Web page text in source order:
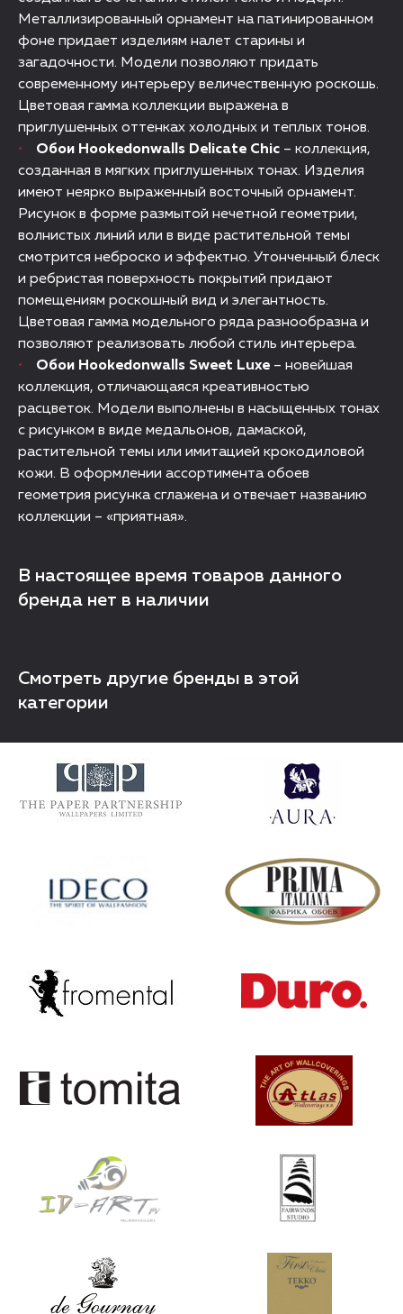
Металлизированный орнамент на патинированном
фоне придает изделиям налет старины и
загадочности. Модели позволяют придать
современному интерьеру величественную роскошь.
Цветовая гамма коллекции выражена в
приглушенных оттенках холодных и теплых тонов.
Обои Hookedonwalls Delicate Chic – коллекция,
созданная в мягких приглушенных тонах. Изделия
имеют неярко выраженный восточный орнамент.
Рисунок в форме размытой нечетной геометрии,
волнистых линий или в виде растительной темы
смотрится неброско и эффектно. Утонченный блеск
и ребристая поверхность покрытий придают
помещениям роскошный вид и элегантность.
Цветовая гамма модельного ряда разнообразна и
позволяют реализовать любой стиль интерьера.
Обои Hookedonwalls Sweet Luxe – новейшая
коллекция, отличающаяся креативностью
расцветок. Модели выполнены в насыщенных тонах
с рисунком в виде медальонов, дамаской,
растительной темы или имитацией крокодиловой
кожи. В оформлении ассортимента обоев
геометрия рисунка сглажена и отвечает названию
коллекции – «приятная».
В настоящее время товаров данного
бренда нет в наличии
Смотреть другие бренды в этой
категории